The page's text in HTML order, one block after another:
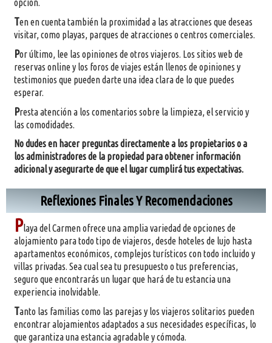
opción.
Ten en cuenta también la proximidad a las atracciones que deseas
visitar, como playas, parques de atracciones o centros comerciales.
Por último, lee las opiniones de otros viajeros. Los sitios web de
reservas online y los foros de viajes están llenos de opiniones y
testimonios que pueden darte una idea clara de lo que puedes
esperar.
Presta atención a los comentarios sobre la limpieza, el servicio y
las comodidades.
No dudes en hacer preguntas directamente a los propietarios o a
los administradores de la propiedad para obtener información
adicional y asegurarte de que el lugar cumplirá tus expectativas.
Reflexiones Finales Y Recomendaciones
Playa del Carmen ofrece una amplia variedad de opciones de
alojamiento para todo tipo de viajeros, desde hoteles de lujo hasta
apartamentos económicos, complejos turísticos con todo incluido y
villas privadas. Sea cual sea tu presupuesto o tus preferencias,
seguro que encontrarás un lugar que hará de tu estancia una
experiencia inolvidable.
Tanto las familias como las parejas y los viajeros solitarios pueden
encontrar alojamientos adaptados a sus necesidades específicas, lo
que garantiza una estancia agradable y cómoda.